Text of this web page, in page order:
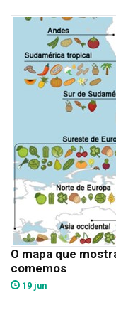
O mapa que
comemos
19 jun